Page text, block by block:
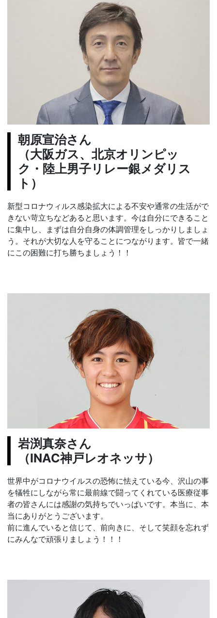
朝原宣治さん
（大阪ガス、北京オリンピッ
ク・陸上男子リレー銀メダリス
ト）
新型コロナウィルス感染拡大による不安や通常の生活がで
きない苛立ちなどあると思います。今は自分にできること
に集中し、まずは自分自身の体調管理をしっかりしましょ
う。それが大切な人を守ることにつながります。皆で一緒
にこの困難に打ち勝ちましょう！！
岩渕真奈さん
（INAC神戸レオネッサ）
世界中がコロナウイルスの恐怖に怯えている今、沢山の事
を犠牲にしながら常に最前線で闘ってくれている医療従事
者の皆さんには感謝の気持ちでいっぱいです。本当に、本
当にありがとうございます。
前に進んでいると信じて、前向きに、そして笑顔を忘れず
にみんなで頑張りましょう！！！